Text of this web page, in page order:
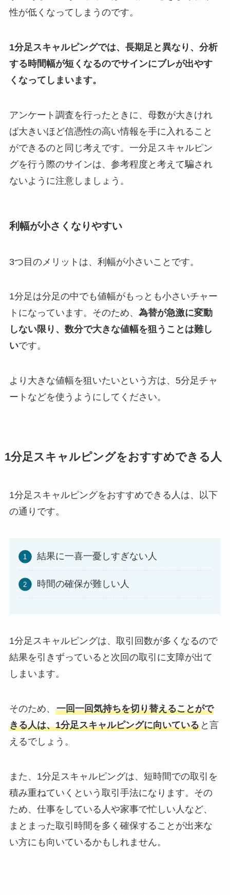
性が低くなってしまうのです。
1分足スキャルピングでは、長期足と異なり、分析
する時間幅が短くなるのでサインにブレが出やす
くなってしまいます。
アンケート調査を行ったときに、母数が大きけれ
ば大きいほど信憑性の高い情報を手に入れること
ができるのと同じ考えです。一分足スキャルピン
グを行う際のサインは、参考程度と考えて騙され
ないように注意しましょう。
利幅が小さくなりやすい
3つ目のメリットは、利幅が小さいことです。
1分足は分足の中でも値幅がもっとも小さいチャー
トになっています。そのため、 為替が急激に変動
しない限り、数分で大きな値幅を狙うことは難し
いです。
より大きな値幅を狙いたいという方は、5分足チャ
ートなどを使うようにしてください。
1分足スキャルピングをおすすめできる人
1分足スキャルピングをおすすめできる人は、以下
の通りです。
結果に一喜一憂しすぎない人
時間の確保が難しい人
1分足スキャルピングは、取引回数が多くなるので
結果を引きずっていると次回の取引に支障が出て
しまいます。
そのため、 一回一回気持ちを切り替えることがで
きる人は、1分足スキャルピングに向いていると言
えるでしょう。
また、1分足スキャルピングは、短時間での取引を
積み重ねていくという取引手法になります。その
ため、仕事をしている人や家事で忙しい人など、
まとまった取引時間を多く確保することが出来な
い方にも向いているかもしれません。